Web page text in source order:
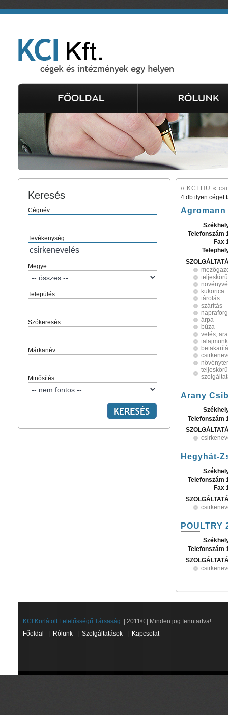
Keresés
Cégnév:
Tevékenység:
Megye:
Település:
Szókeresés:
Márkanév:
Minősítés:
// KCI.HU «
4 db ilyen céget
Telefonszám
Fax
kukorica
tárolás
szárítás
árpa
búza
vetés,
Arany
Telefonszám
Hegyhát-
Telefonszám
Fax
POULTRY
Telefonszám
KCI Korlátolt Felelősségű Társaság. | 2011© | Minden jog fenntartva!
Főoldal
Rólunk Szolgáltatások Kapcsolat